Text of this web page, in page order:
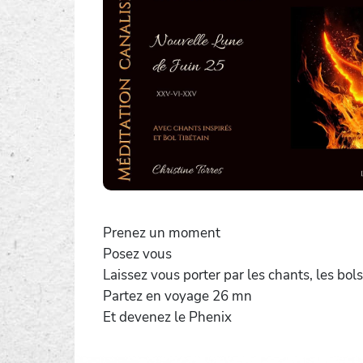
Prenez un moment
Posez vous
Laissez vous porter par les chants, les
Partez en voyage 26 mn
Et devenez le Phenix